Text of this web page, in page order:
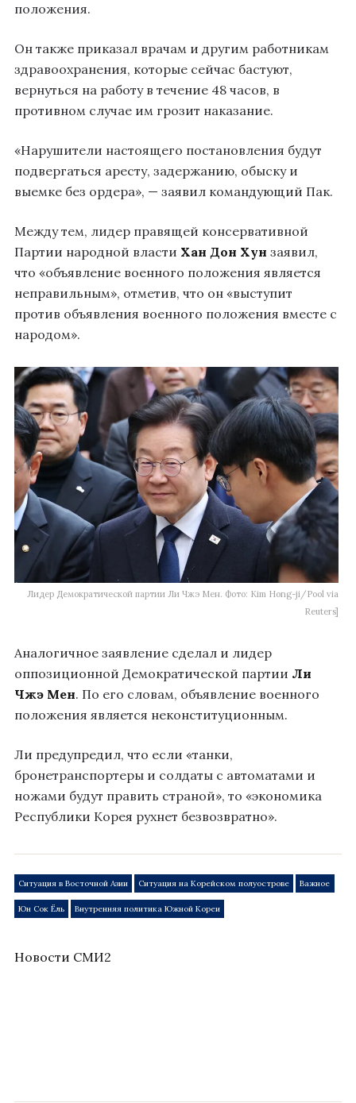
положения.
Он также приказал врачам и другим работникам
здравоохранения, которые сейчас бастуют,
вернуться на работу в течение 48 часов, в
противном случае им грозит наказание.
«Нарушители настоящего постановления будут
подвергаться аресту, задержанию, обыску и
выемке без ордера», — заявил командующий Пак.
Между тем, лидер правящей консервативной
Партии народной власти Хан Дон Хун заявил,
что «объявление военного положения является
неправильным», отметив, что он «выступит
против объявления военного положения вместе с
народом».
Лидер Демократической партии Ли Чжэ Мен. Фото: Kim Hong-ji/Pool via
Reuters]
Аналогичное заявление сделал и лидер
оппозиционной Демократической партии Ли
Чжэ Мен. По его словам, объявление военного
положения является неконституционным.
Ли предупредил, что если «танки,
бронетранспортеры и солдаты с автоматами и
ножами будут править страной», то «экономика
Республики Корея рухнет безвозвратно».
Ситуация в Восточной Азии Ситуация на Корейском полуострове Важное
Юн Сок Ёль Внутренняя политика Южной Кореи
Новости СМИ2